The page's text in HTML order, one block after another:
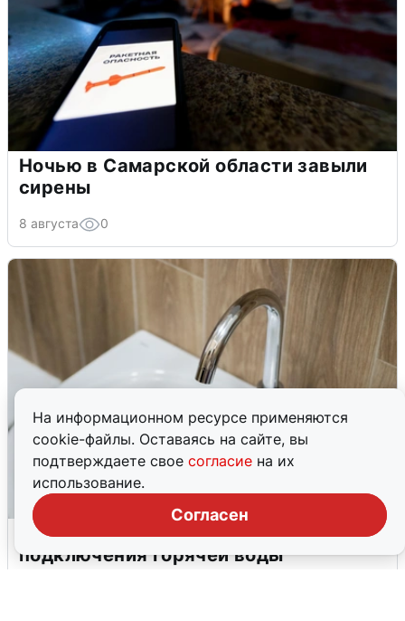
На информационном ресурсе применяются
cookie-файлы. Оставаясь на сайте, вы
подтверждаете свое согласие на их
использование.
Согласен
Ночью в Самарской области завыли
сирены
8 августа 0
В Архангельске перенесли сроки
подключения горячей воды